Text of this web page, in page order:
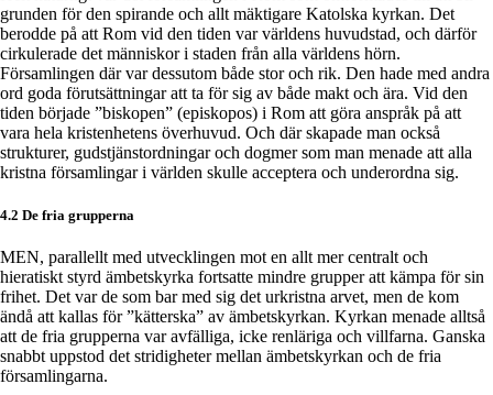
grunden för den spirande och allt mäktigare Katolska kyrkan. Det
berodde på att Rom vid den tiden var världens huvudstad, och därför
cirkulerade det människor i staden från alla världens hörn.
Församlingen där var dessutom både stor och rik. Den hade med andra
ord goda förutsättningar att ta för sig av både makt och ära. Vid den
tiden började ”biskopen” (episkopos) i Rom att göra anspråk på att
vara hela kristenhetens överhuvud. Och där skapade man också
strukturer, gudstjänstordningar och dogmer som man menade att alla
kristna församlingar i världen skulle acceptera och underordna sig.
4.2 De fria grupperna
MEN, parallellt med utvecklingen mot en allt mer centralt och
hieratiskt styrd ämbetskyrka fortsatte mindre grupper att kämpa för sin
frihet. Det var de som bar med sig det urkristna arvet, men de kom
ändå att kallas för ”kätterska” av ämbetskyrkan. Kyrkan menade alltså
att de fria grupperna var avfälliga, icke renläriga och villfarna. Ganska
snabbt uppstod det stridigheter mellan ämbetskyrkan och de fria
församlingarna.